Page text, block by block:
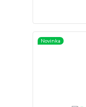
Novinka